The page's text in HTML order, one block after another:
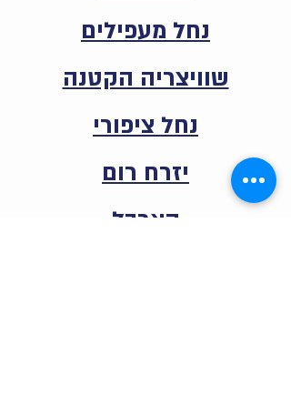
נחל מעפילים
שוויצריה הקטנה
נחל ציפורי
יזרח רום
הארבל